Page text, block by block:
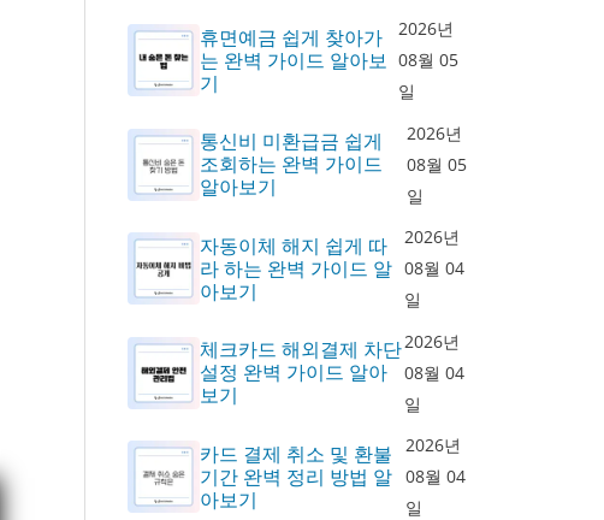
휴면예금 쉽게 찾아가
는 완벽 가이드 알아보
기
2026년
08월 05
일
통신비 미환급금 쉽게
조회하는 완벽 가이드
알아보기
2026년
08월 05
일
자동이체 해지 쉽게 따
라 하는 완벽 가이드 알
아보기
2026년
08월 04
일
체크카드 해외결제 차단
설정 완벽 가이드 알아
보기
2026년
08월 04
일
카드 결제 취소 및 환불
기간 완벽 정리 방법 알
아보기
2026년
08월 04
일